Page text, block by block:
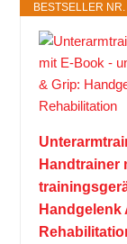
BESTSELLER
Handtrainer
Handgelenk